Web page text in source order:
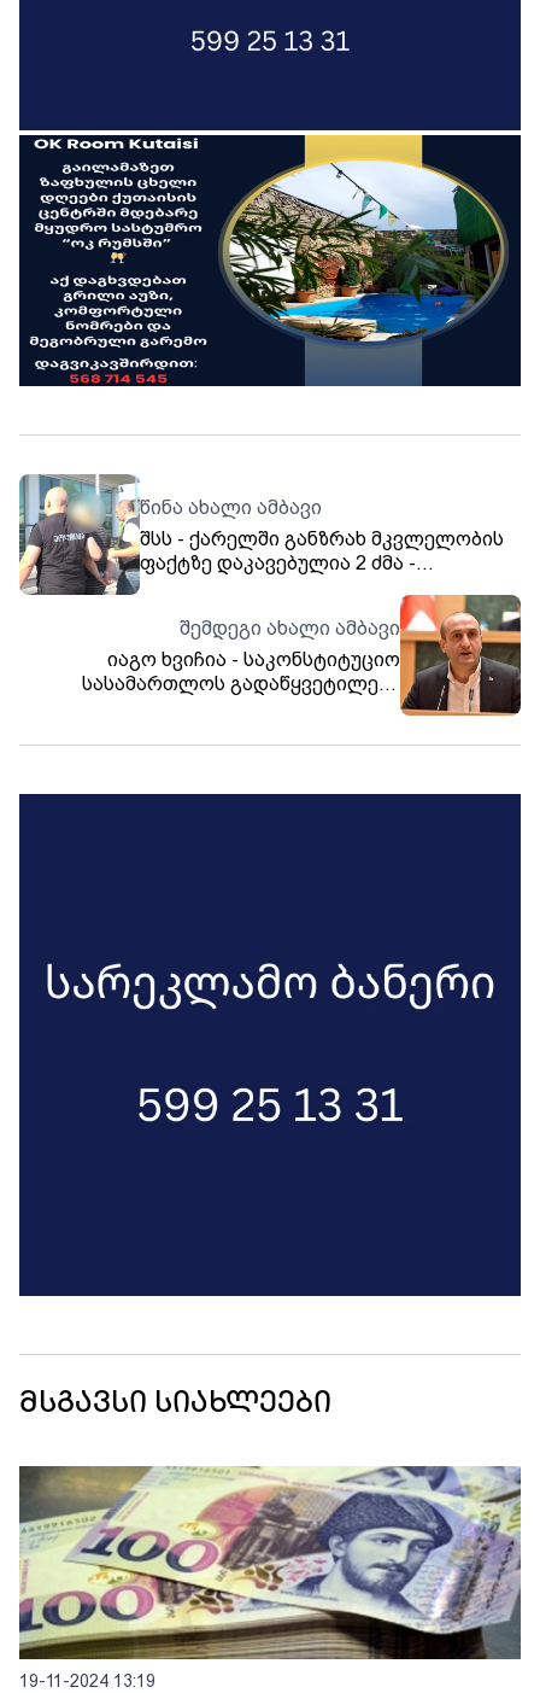
წინა ახალი ამბავი
შსს - ქარელში განზრახ მკვლელობის
ფაქტზე დაკავებულია 2 ძმა -
მამაკაცს თოკით ხელები შეუკრეს და
გაგუდეს
შემდეგი ახალი ამბავი
იაგო ხვიჩია - საკონსტიტუციო
სასამართლოს გადაწყვეტილება
მსგავსი სიახლეები
19-11-2024 13:19